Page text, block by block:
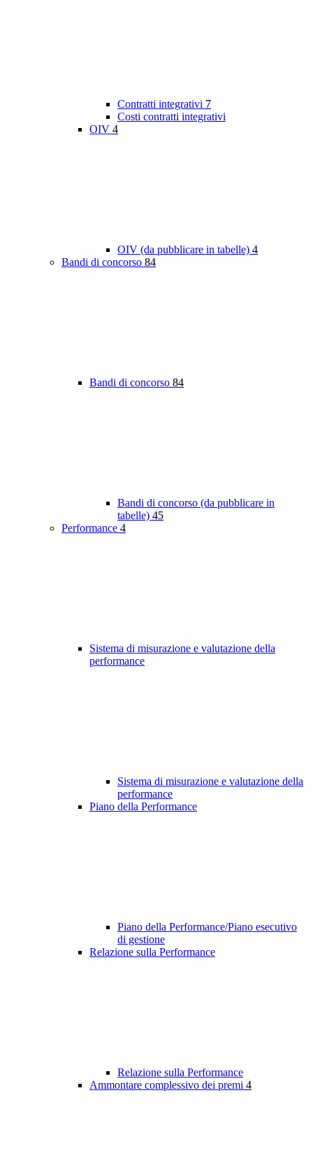
Contratti integrativi 7
Costi contratti integrativi
OIV 4
OIV (da pubblicare in tabelle) 4
Bandi di concorso 84
Bandi di concorso 84
Bandi di concorso (da pubblicare in
tabelle) 45
Performance 4
Sistema di misurazione e valutazione della
performance
Sistema di misurazione e valutazione della
performance
Piano della Performance
Piano della Performance/Piano esecutivo
di gestione
Relazione sulla Performance
Relazione sulla Performance
Ammontare complessivo dei premi 4